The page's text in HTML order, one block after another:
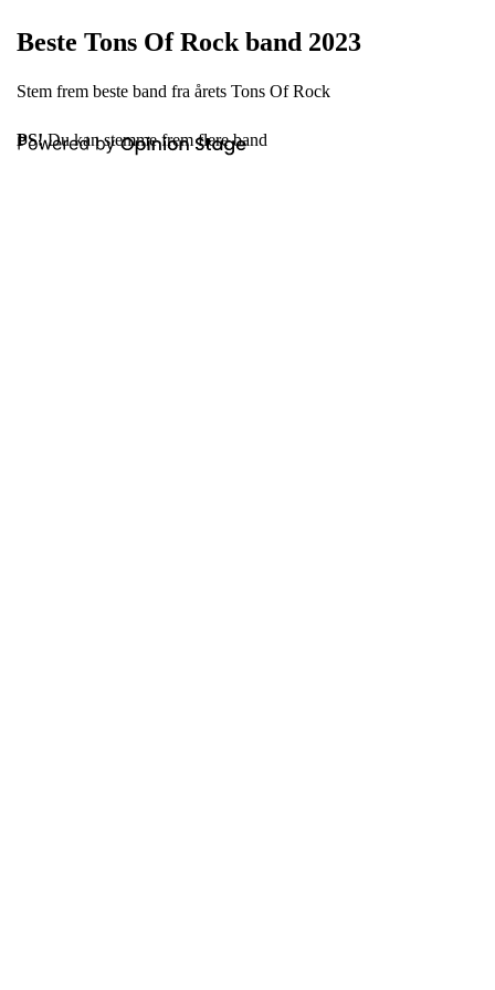
Beste Tons Of Rock band 2023
Stem frem beste band fra årets Tons Of Rock
PS!Du kan stemme frem flere band